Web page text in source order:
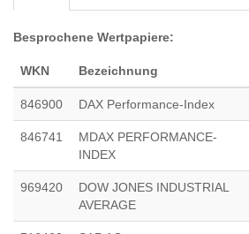
Besprochene Wertpapiere:
WKN Bezeichnung
846900 DAX Performance-Index
846741
MDAX PERFORMANCE-
INDEX
969420
DOW JONES INDUSTRIAL
AVERAGE